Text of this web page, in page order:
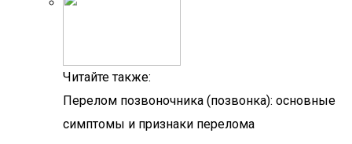
Читайте также:
Перелом позвоночника (позвонка): основные
симптомы и признаки перелома